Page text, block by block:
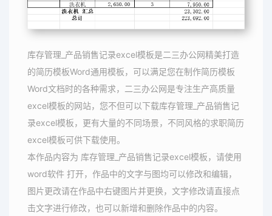
库存管理_产品销售记录excel模板是二三办公网精美打造
的简历模板Word通用模板，可以满足您在制作简历模板
Word文档时的各种需求，二三办公网是专注生产高质量
excel模板的网站，您不但可以下载库存管理_产品销售记
录excel模板，更有大量的不同场景，不同风格的求职简历
excel模板可供下载使用。
本作品内容为 库存管理_产品销售记录excel模板，请使用
word软件 打开，作品中的文字与图均可以修改和编辑，
图片更改请在作品中右键图片并更换，文字修改请直接点
击文字进行修改，也可以新增和删除作品中的内容。